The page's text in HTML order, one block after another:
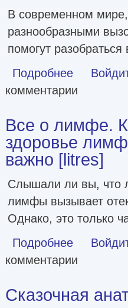
В современном мире,
разнообразными
помогут
Подробнее о Гормоны.
комментарии
Все о лимфе.
здоровье
важно [litres]
Слышали ли вы, что
лимфы вызывает
Однако, это только
Подробнее о Все о лимфе.
комментарии
Сказочная